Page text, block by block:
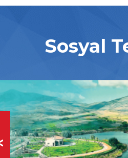
Sosyal